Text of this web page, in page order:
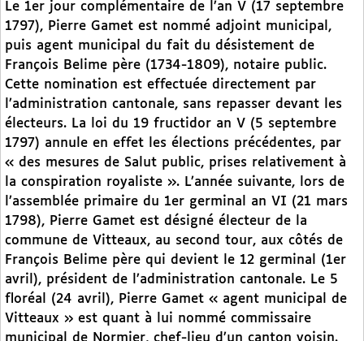
Le 1er jour complémentaire de l’an V (17 septembre
1797), Pierre Gamet est nommé adjoint municipal,
puis agent municipal du fait du désistement de
François Belime père (1734-1809), notaire public.
Cette nomination est effectuée directement par
l’administration cantonale, sans repasser devant les
électeurs. La loi du 19 fructidor an V (5 septembre
1797) annule en effet les élections précédentes, par
« des mesures de Salut public, prises relativement à
la conspiration royaliste ». L’année suivante, lors de
l’assemblée primaire du 1er germinal an VI (21 mars
1798), Pierre Gamet est désigné électeur de la
commune de Vitteaux, au second tour, aux côtés de
François Belime père qui devient le 12 germinal (1er
avril), président de l’administration cantonale. Le 5
floréal (24 avril), Pierre Gamet « agent municipal de
Vitteaux » est quant à lui nommé commissaire